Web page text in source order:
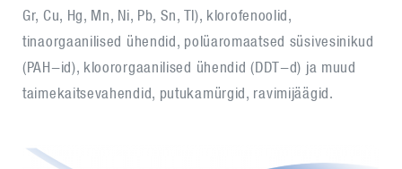
Gr, Cu, Hg, Mn, Ni, Pb, Sn, TI), klorofenoolid,
tinaorgaanilised ühendid, polüaromaatsed süsivesinikud
(PAH-id), kloororgaanilised ühendid (DDT-d) ja muud
taimekaitsevahendid, putukamürgid, ravimijäägid.